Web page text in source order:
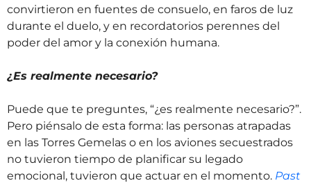
convirtieron en fuentes de consuelo, en faros de luz
durante el duelo, y en recordatorios perennes del
poder del amor y la conexión humana.
¿Es realmente necesario?
Puede que te preguntes, “¿es realmente necesario?”.
Pero piénsalo de esta forma: las personas atrapadas
en las Torres Gemelas o en los aviones secuestrados
no tuvieron tiempo de planificar su legado
emocional, tuvieron que actuar en el momento. Past